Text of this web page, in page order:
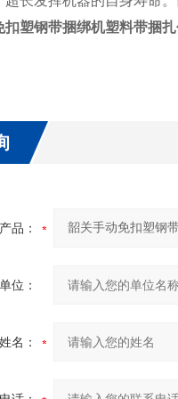
扣塑钢带捆绑机塑料带捆
产品：
位：
名：